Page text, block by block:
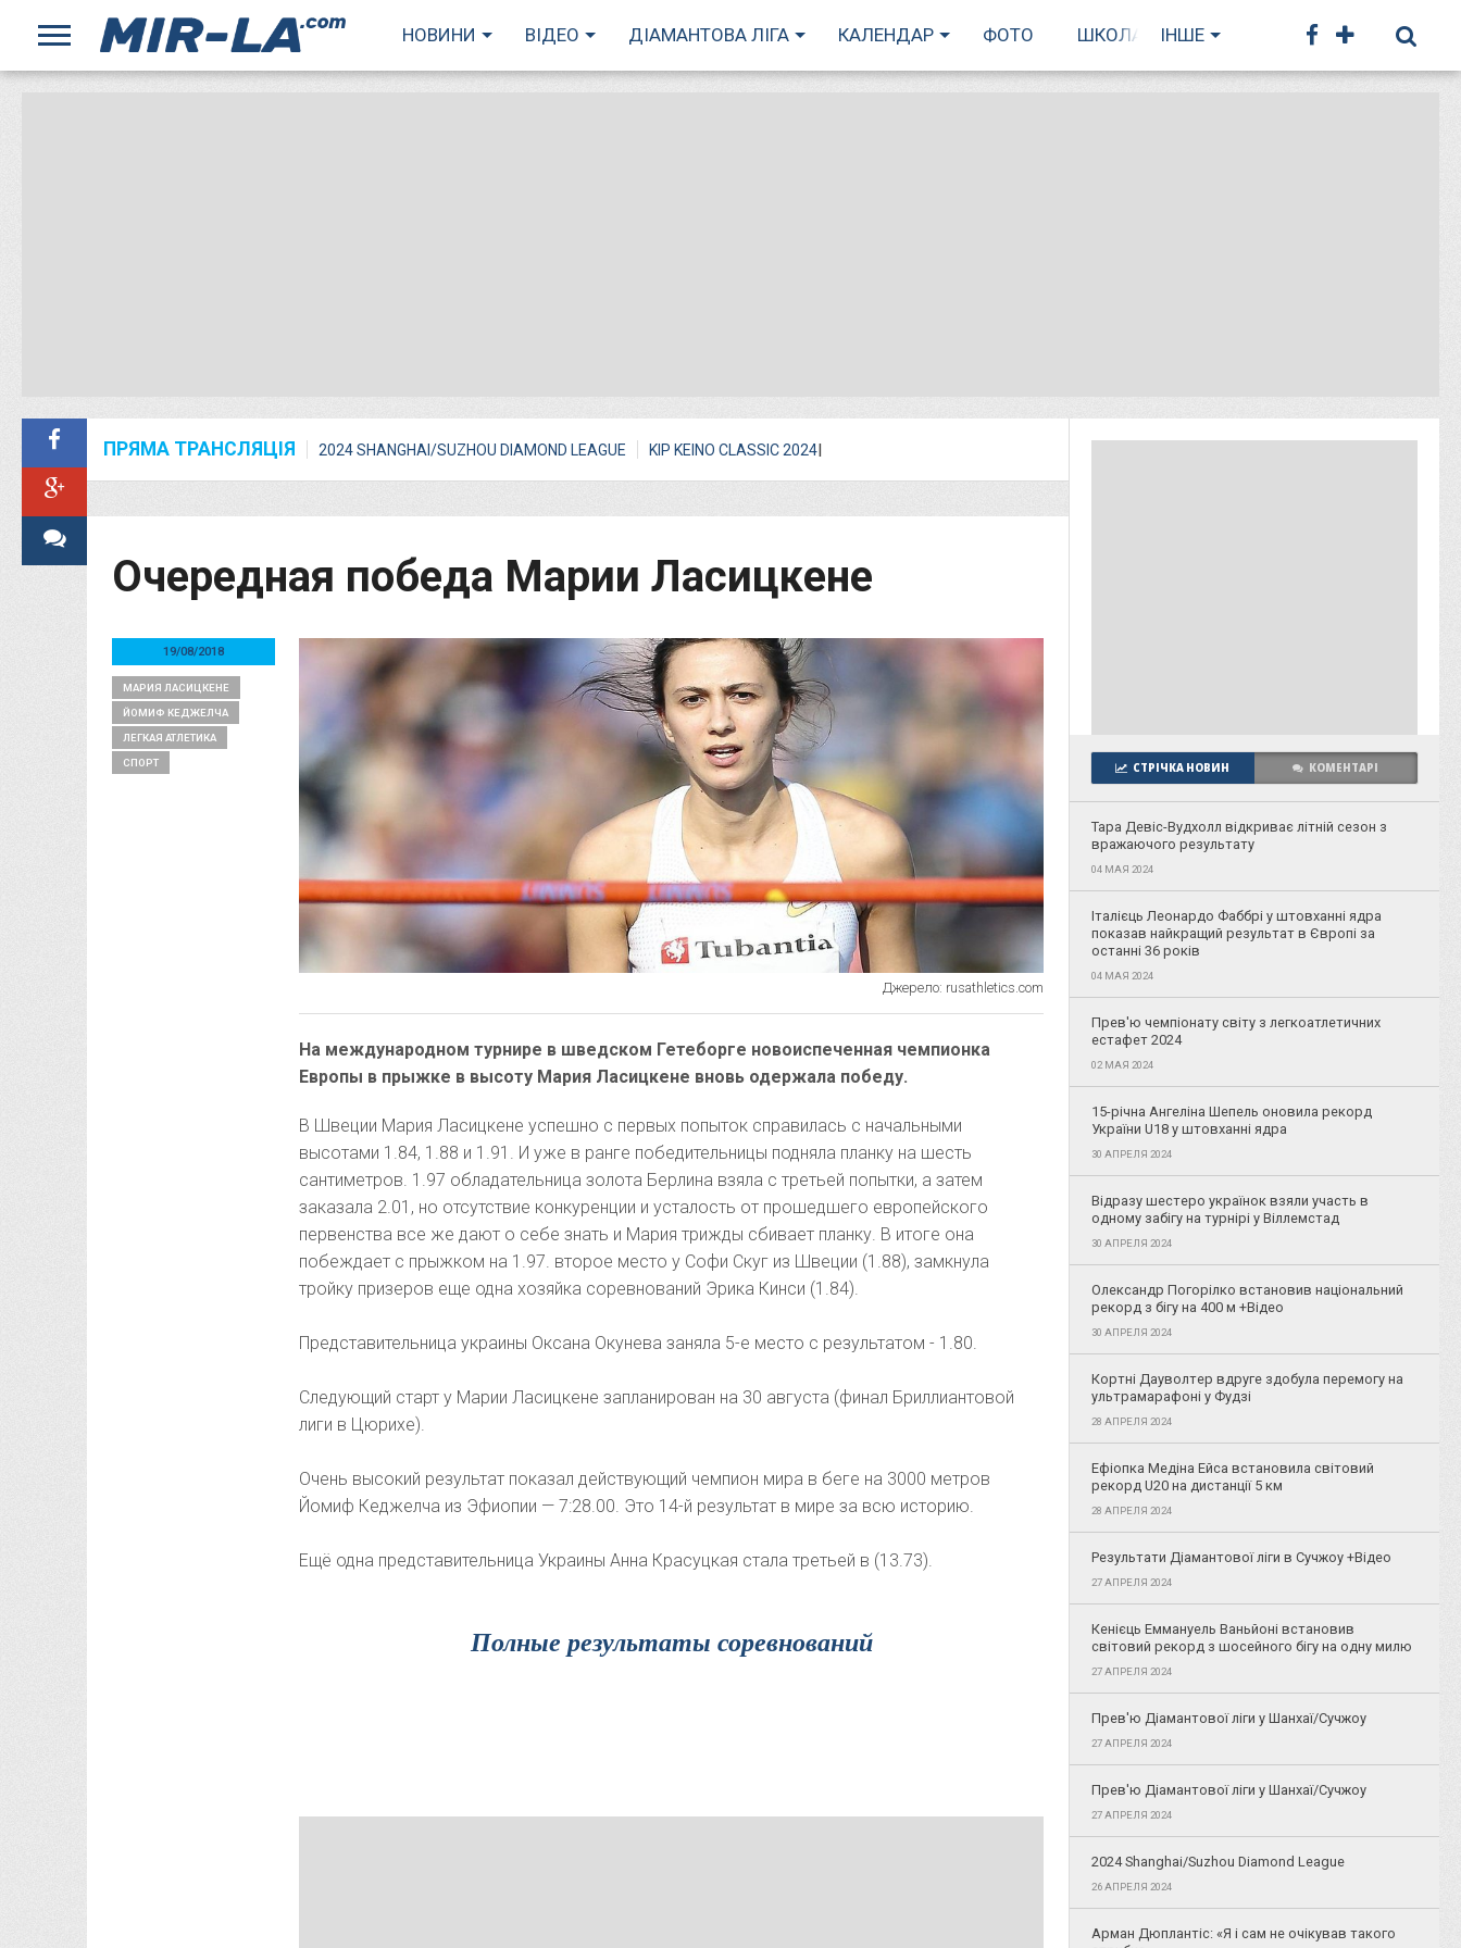
НОВИНИ ВІДЕО ДІАМАНТОВА ЛІГА КАЛЕНДАР ФОТО ШКОЛА БІГУ
ІНШЕ
ПРЯМА ТРАНСЛЯЦІЯ 2024 SHANGHAI/SUZHOU DIAMOND LEAGUE I
KIP KEINO CLASSIC 2024
Очередная победа Марии Ласицкене
Джерело: rusathletics.com
На международном турнире в шведском Гетеборге новоиспеченная чемпионка
Европы в прыжке в высоту Мария Ласицкене вновь одержала победу.
В Швеции Мария Ласицкене успешно с первых попыток справилась с начальными
высотами 1.84, 1.88 и 1.91. И уже в ранге победительницы подняла планку на шесть
сантиметров. 1.97 обладательница золота Берлина взяла с третьей попытки, а затем
заказала 2.01, но отсутствие конкуренции и усталость от прошедшего европейского
первенства все же дают о себе знать и Мария трижды сбивает планку. В итоге она
побеждает с прыжком на 1.97. второе место у Софи Скуг из Швеции (1.88), замкнула
тройку призеров еще одна хозяйка соревнований Эрика Кинси (1.84).
Представительница украины Оксана Окунева заняла 5-е место с результатом - 1.80.
Следующий старт у Марии Ласицкене запланирован на 30 августа (финал Бриллиантовой
лиги в Цюрихе).
Очень высокий результат показал действующий чемпион мира в беге на 3000 метров
Йомиф Кеджелча из Эфиопии — 7:28.00. Это 14-й результат в мире за всю историю.
Ещё одна представительница Украины Анна Красуцкая стала третьей в (13.73).
Полные результаты соревнований
19/08/2018
МАРИЯ ЛАСИЦКЕНЕ
ЙОМИФ КЕДЖЕЛЧА
ЛЕГКАЯ АТЛЕТИКА
СПОРТ СТРІЧКА НОВИН КОМЕНТАРІ
Тара Девіс-Вудхолл відкриває літній сезон з
вражаючого результату
04 МАЯ 2024
Італієць Леонардо Фаббрі у штовханні ядра
показав найкращий результат в Європі за
останні 36 років
04 МАЯ 2024
Прев'ю чемпіонату світу з легкоатлетичних
естафет 2024
02 МАЯ 2024
15-річна Ангеліна Шепель оновила рекорд
України U18 у штовханні ядра
30 АПРЕЛЯ 2024
Відразу шестеро українок взяли участь в
одному забігу на турнірі у Віллемстад
30 АПРЕЛЯ 2024
Олександр Погорілко встановив національний
рекорд з бігу на 400 м +Відео
30 АПРЕЛЯ 2024
Кортні Дауволтер вдруге здобула перемогу на
ультрамарафоні у Фудзі
28 АПРЕЛЯ 2024
Ефіопка Медіна Ейса встановила світовий
рекорд U20 на дистанції 5 км
28 АПРЕЛЯ 2024
Результати Діамантової ліги в Сучжоу +Відео
27 АПРЕЛЯ 2024
Кенієць Еммануель Ваньйоні встановив
світовий рекорд з шосейного бігу на одну милю
27 АПРЕЛЯ 2024
Прев'ю Діамантової ліги у Шанхаї/Сучжоу
27 АПРЕЛЯ 2024
Прев'ю Діамантової ліги у Шанхаї/Сучжоу
27 АПРЕЛЯ 2024
2024 Shanghai/Suzhou Diamond League
26 АПРЕЛЯ 2024
Арман Дюплантіс: «Я і сам не очікував такого